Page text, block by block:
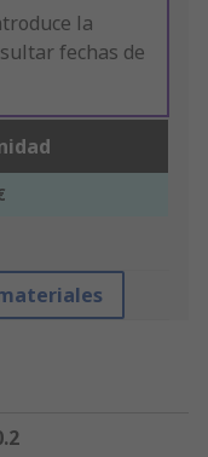
la
fechas de